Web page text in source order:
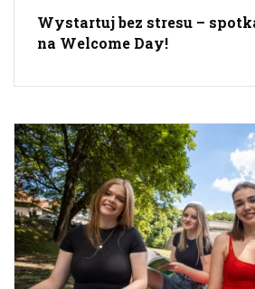
Wystartuj bez stresu –
na Welcome Day!